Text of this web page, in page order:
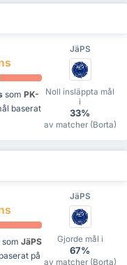
JäPS
som PK-
baserat
Noll insläppta mål
i
33%
av matcher (Borta)
JäPS
som JäPS
på
Gjorde mål i
67%
av matcher (Borta)